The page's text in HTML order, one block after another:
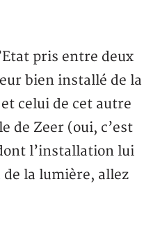
pris entre deux
bien installé de la
celui de cet autre
de Zeer (oui, c’est
l’installation lui
de la lumière, allez